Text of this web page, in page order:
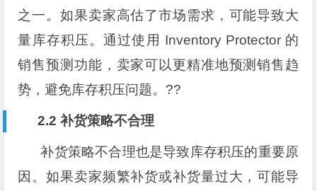
之一。如果卖家高估了市场需求，可能导致大
量库存积压。通过使用 Inventory Protector 的
销售预测功能，卖家可以更精准地预测销售趋
势，避免库存积压问题。??
2.2 补货策略不合理
补货策略不合理也是导致库存积压的重要原
因。如果卖家频繁补货或补货量过大，可能导